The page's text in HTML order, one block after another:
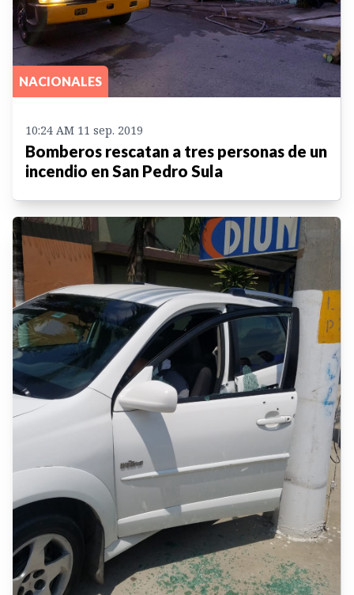
NACIONALES
10:24 AM 11 sep. 2019
Bomberos rescatan a tres personas de un
incendio en San Pedro Sula